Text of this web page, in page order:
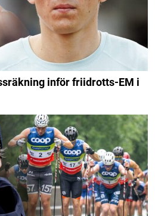
inför friidrotts-EM i